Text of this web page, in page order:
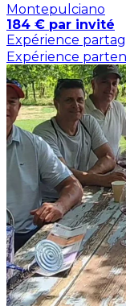
Montepulciano
184 € par invité
Expérience
Expérience